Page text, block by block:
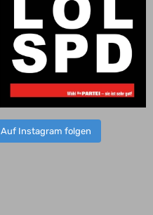
Auf Instagram folgen